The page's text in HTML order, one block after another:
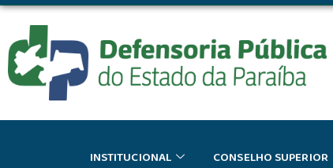
INSTITUCIONAL CONSELHO SUPERIOR